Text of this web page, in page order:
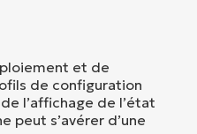
et de
de configuration
l’affichage de l’état
peut s’avérer d’une